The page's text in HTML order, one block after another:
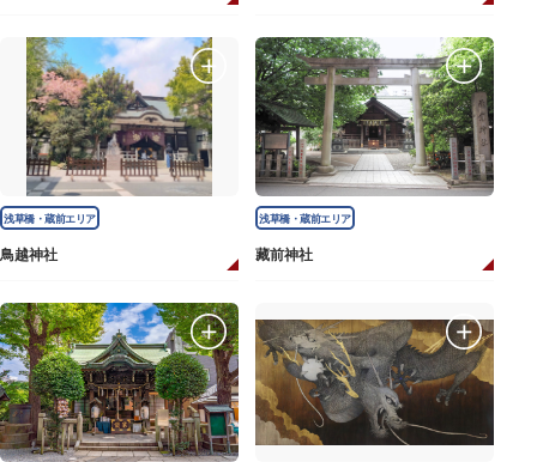
浅草橋・蔵前エリア
鳥越神社
浅草橋・蔵前エリア
藏前神社